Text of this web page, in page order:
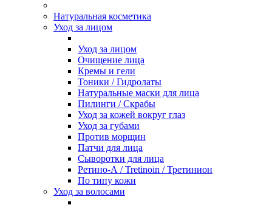
Натуральная косметика
Уход за лицом
Уход за лицом
Очищение лица
Кремы и гели
Тоники / Гидролаты
Натуральные маски для лица
Пилинги / Cкрабы
Уход за кожей вокруг глаз
Уход за губами
Против морщин
Патчи для лица
Сыворотки для лица
Ретино-А / Tretinoin / Третинион
По типу кожи
Уход за волосами